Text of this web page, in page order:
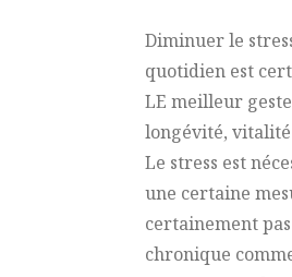
Diminuer le
quotidien est
LE meilleur
longévité,
Le stress est
une certaine
certainement
chronique